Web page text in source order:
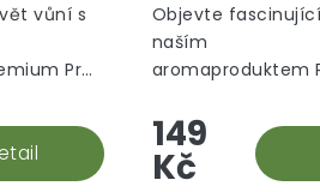
vůní s
Pre-
vysoce
149
Kč
Objevte
naším
aromaproduktem
produkt je
kvalitních CBD
Orange Bud,